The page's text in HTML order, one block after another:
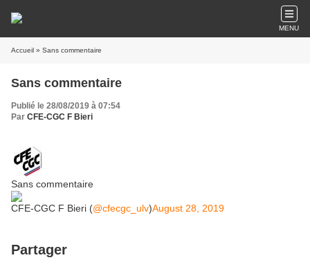
MENU
Accueil » Sans commentaire
Sans commentaire
Publié le 28/08/2019 à 07:54
Par CFE-CGC F Bieri
Sans commentaire
CFE-CGC F Bieri (@cfecgc_ulv)August 28, 2019
Partager